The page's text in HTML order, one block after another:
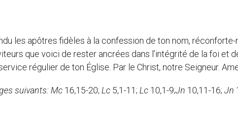
les apôtres fidèles à la confession de ton nom, réconforte-
que voici de rester ancrées dans l’intégrité de la foi et
régulier de ton Église. Par le Christ, notre Seigneur.
suivants: Mc 16,15-20; Lc 5,1-11; Lc 10,1-9;Jn 10,11-16; Jn